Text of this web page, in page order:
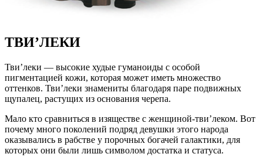
ТВИ’ЛЕКИ
Тви’леки — высокие худые гуманоиды с особой
пигментацией кожи, которая может иметь множество
оттенков. Тви’леки знамениты благодаря паре подвижных
щупалец, растущих из основания черепа.
Мало кто сравниться в изяществе с женщиной-тви’леком. Вот
почему много поколений подряд девушки этого народа
оказывались в рабстве у порочных богачей галактики, для
которых они были лишь символом достатка и статуса.